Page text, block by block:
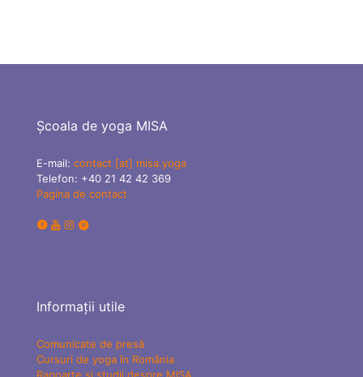
Școala de yoga MISA
E-mail: contact [at] misa.yoga
Telefon: +40 21 42 42 369
Pagina de contact
Informații utile
Comunicate de presă
Cursuri de yoga în România